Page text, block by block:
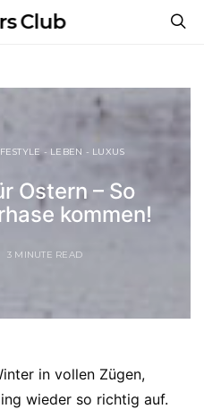
Club
- LEBEN - LUXUS
Ostern – So
kommen!
3 MINUTE READ
in vollen Zügen,
wieder so richtig auf.